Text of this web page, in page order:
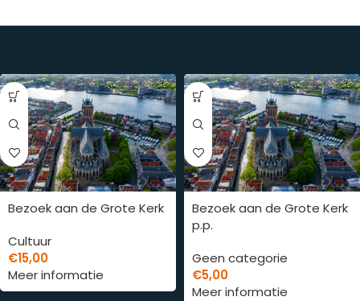
Bezoek aan de Grote Kerk
Cultuur
€15,00
Meer informatie
Bezoek aan de Grote Kerk
p.p.
Geen categorie
€5,00
Meer informatie